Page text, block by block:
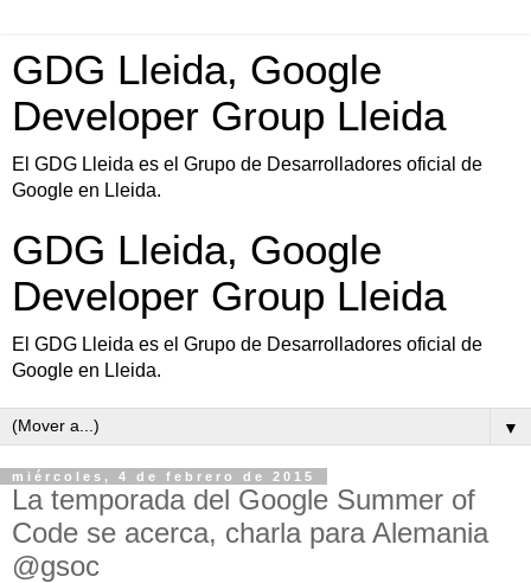
GDG Lleida, Google
Developer Group Lleida
El GDG Lleida es el Grupo de Desarrolladores oficial de
Google en Lleida.
GDG Lleida, Google
Developer Group Lleida
El GDG Lleida es el Grupo de Desarrolladores oficial de
Google en Lleida.
▼
miércoles, 4 de febrero de 2015
La temporada del Google Summer of
Code se acerca, charla para Alemania
@gsoc